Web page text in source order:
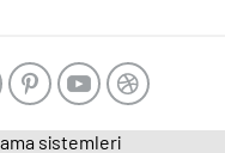
sistemleri